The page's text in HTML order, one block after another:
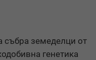
събра земеделци от
генетика